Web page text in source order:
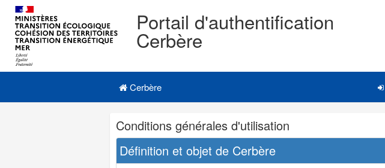
Portail d'authentification
Cerbère
Navigation
Menu principal
Cerbère
Navigation
et
outils
annexes
Conditions générales d'utilisation
Définition et objet de Cerbère